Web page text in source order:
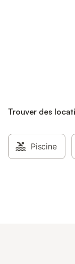
Trouver des
Piscine